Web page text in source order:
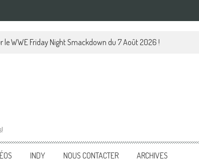
le WWE Friday Night Smackdown du 7 Août 2026 !
INDY NOUS CONTACTER ARCHIVES